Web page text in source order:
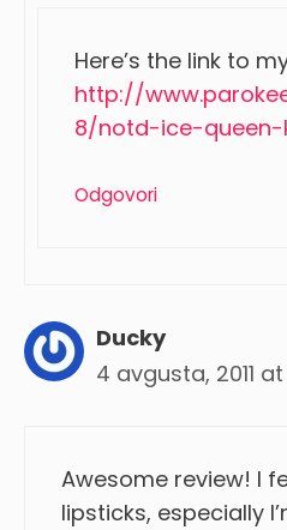
Here’s the link to
http://
8/notd-ice-
Odgovori
Ducky
4 avgusta, 2011 at
Awesome review! I
lipsticks, especially